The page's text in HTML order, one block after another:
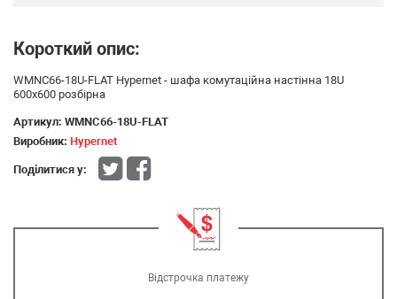
Короткий опис:
WMNC66-18U-FLAT Hypernet - шафа комутаційна настінна 18U
600х600 розбірна
Артикул: WMNC66-18U-FLAT
Виробник: Hypernet
Поділитися у:
Відстрочка платежу